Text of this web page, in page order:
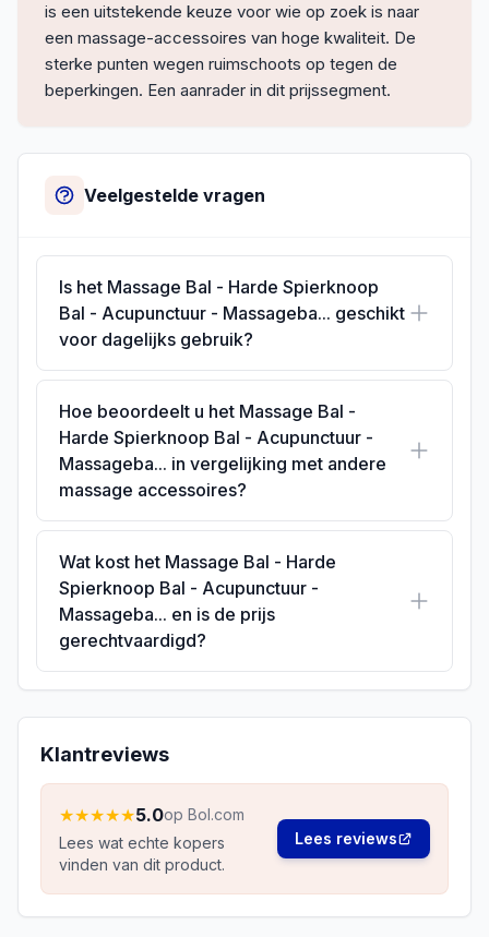
is een uitstekende keuze voor wie op zoek is naar
een massage-accessoires van hoge kwaliteit. De
sterke punten wegen ruimschoots op tegen de
beperkingen. Een aanrader in dit prijssegment.
Veelgestelde vragen
Is het Massage Bal - Harde Spierknoop
Bal - Acupunctuur - Massageba... geschikt
voor dagelijks gebruik?
Hoe beoordeelt u het Massage Bal -
Harde Spierknoop Bal - Acupunctuur -
Massageba... in vergelijking met andere
massage accessoires?
Wat kost het Massage Bal - Harde
Spierknoop Bal - Acupunctuur -
Massageba... en is de prijs
gerechtvaardigd?
Klantreviews
★★★★★5.0op Bol.com
Lees wat echte kopers
vinden van dit product.
Lees reviews